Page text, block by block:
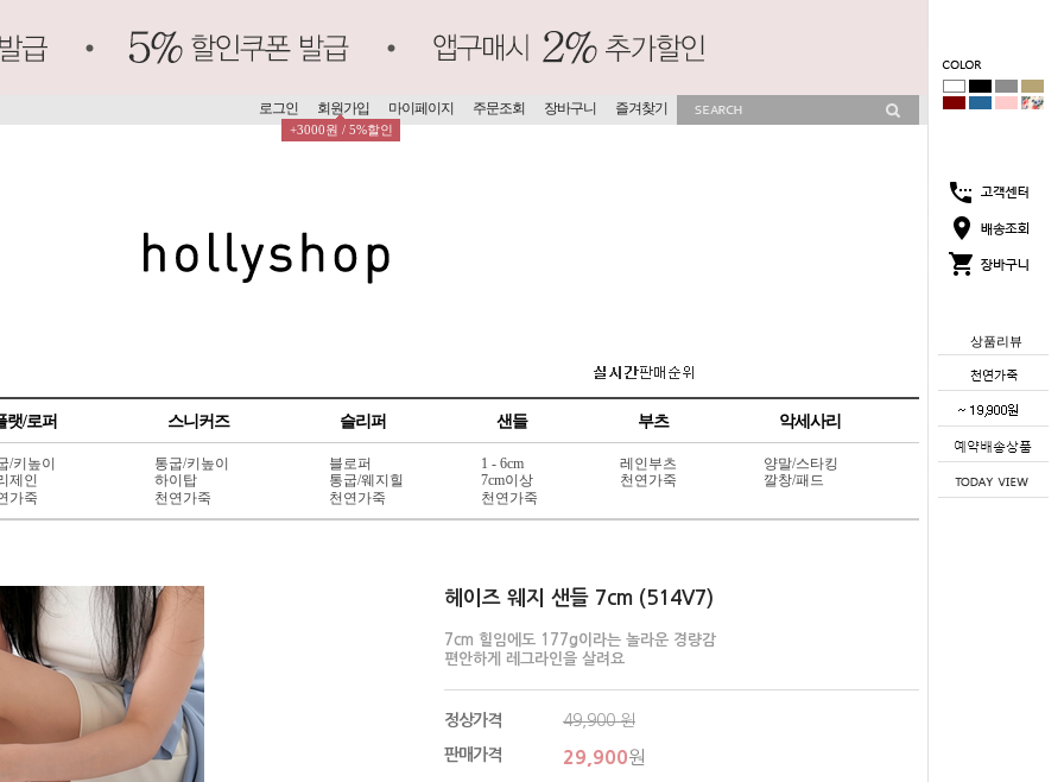
상품리뷰
로그인 회원가입
+3000원 / 5%할인
마이페이지 주문조회 장바구니 즐겨찾기
랫/로퍼 스니커즈 슬리퍼 샌들 부츠 악세사리
/키높이
제인
가죽
통굽/키높이
하이탑
천연가죽
블로퍼
통굽/웨지힐
천연가죽
1 - 6cm
7cm이상
천연가죽
레인부츠
천연가죽
양말/스타킹
깔창/패드
헤이즈 웨지 샌들 7cm (514V7)
7cm 힐임에도 177g이라는 놀라운 경량감
편안하게 레그라인을 살려요
정상가격 49,900원
판매가격 29,900원